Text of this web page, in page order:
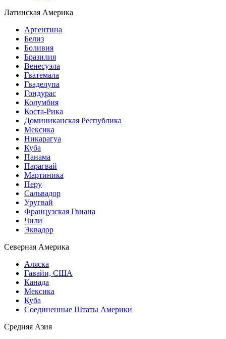
Латинская Америка
Аргентина
Белиз
Боливия
Бразилия
Венесуэла
Гватемала
Гваделупа
Гондурас
Колумбия
Коста-Рика
Доминиканская Республика
Мексика
Никарагуа
Куба
Панама
Парагвай
Мартиника
Перу
Сальвадор
Уругвай
Французская Гвиана
Чили
Эквадор
Северная Америка
Аляска
Гавайи, США
Канада
Мексика
Куба
Соединенные Штаты Америки
Средняя Азия